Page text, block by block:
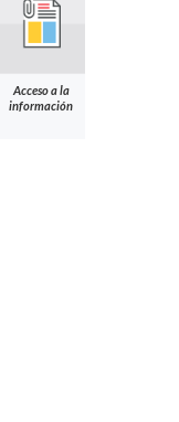
Acceso a la
información